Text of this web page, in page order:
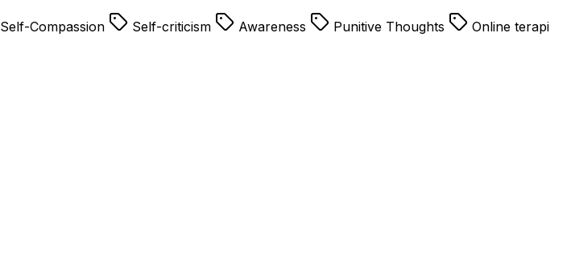
Self-Compassion Self-criticism Awareness Punitive Thoughts
Online terapi